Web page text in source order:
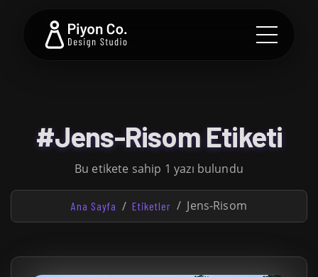
#Jens-Risom Etiketi
Bu etikete sahip 1 yazı bulundu
Ana Sayfa Etiketler Jens-Risom